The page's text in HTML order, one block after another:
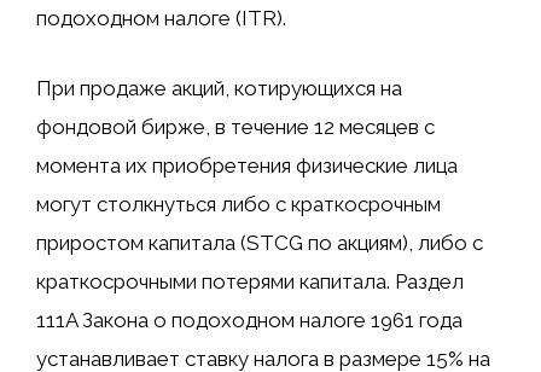
подоходном налоге (ITR).
При продаже акций, котирующихся на
фондовой бирже, в течение 12 месяцев с
момента их приобретения физические лица
могут столкнуться либо с краткосрочным
приростом капитала (STCG по акциям), либо с
краткосрочными потерями капитала. Раздел
111A Закона о подоходном налоге 1961 года
устанавливает ставку налога в размере 15% на